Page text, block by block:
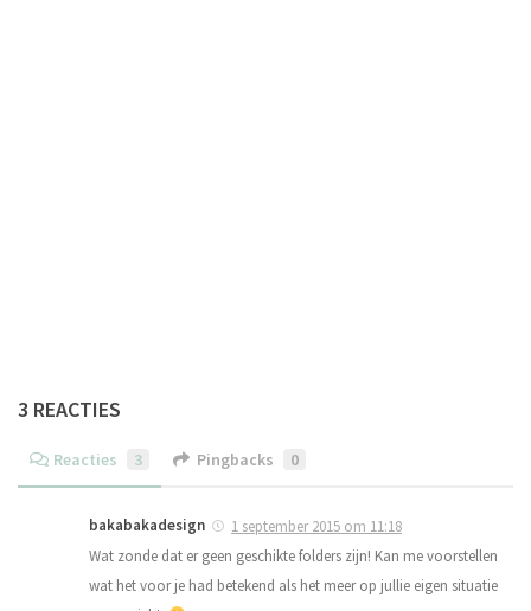
3 REACTIES
Reacties 3 Pingbacks 0
bakabakadesign
1 september 2015 om 11:18
Wat zonde dat er geen geschikte folders zijn! Kan me voorstellen
wat het voor je had betekend als het meer op jullie eigen situatie